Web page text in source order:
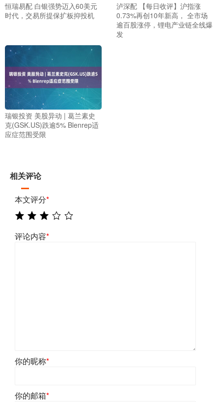
恒瑞易配 白银强势迈入60美元
时代，交易所提保扩板抑投机
泸深配 【每日收评】沪指涨
0.73%再创10年新高， 全市场
逾百股涨停，锂电产业链全线爆
发
瑞银投资 美股异动 | 葛兰素史
克(GSK.US)跌逾5% Blenrep适
应症范围受限
相关评论
本文评分*
评论内容*
你的昵称*
你的邮箱*